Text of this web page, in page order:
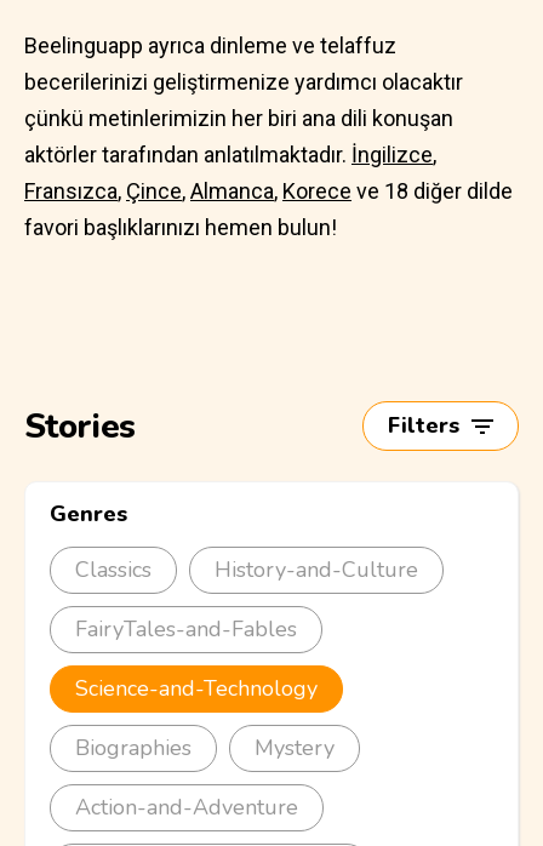
Beelinguapp ayrıca dinleme ve telaffuz
becerilerinizi geliştirmenize yardımcı olacaktır
çünkü metinlerimizin her biri ana dili konuşan
aktörler tarafından anlatılmaktadır. İngilizce,
Fransızca, Çince,Almanca, Korece ve 18 diğer dilde
favori başlıklarınızı hemen bulun!
Stories Filters
Genres
Classics
History-and-Culture
FairyTales-and-Fables
Science-and-Technology
Biographies Mystery
Action-and-Adventure